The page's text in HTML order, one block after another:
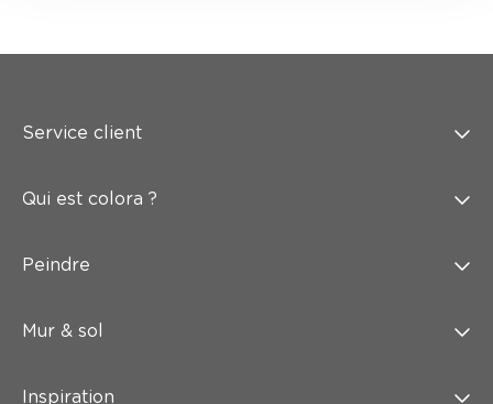
Service client
Qui est colora ?
Peindre
Mur & sol
Inspiration